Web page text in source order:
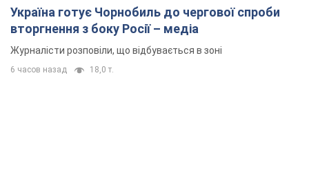
Україна готує Чорнобиль до чергової спроби
вторгнення з боку Росії – медіа
Журналісти розповіли, що відбувається в зоні
6 часов назад 18,0 т.